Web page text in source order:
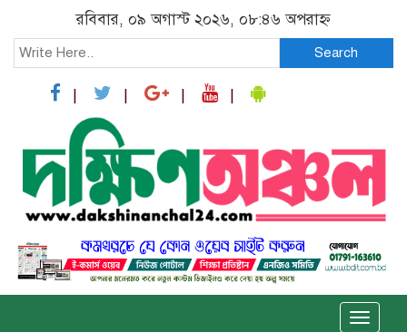
রবিবার, ০৯ অগাস্ট ২০২৬, ০৮:৪৬ অপরাহ্ন
Search
Toggle